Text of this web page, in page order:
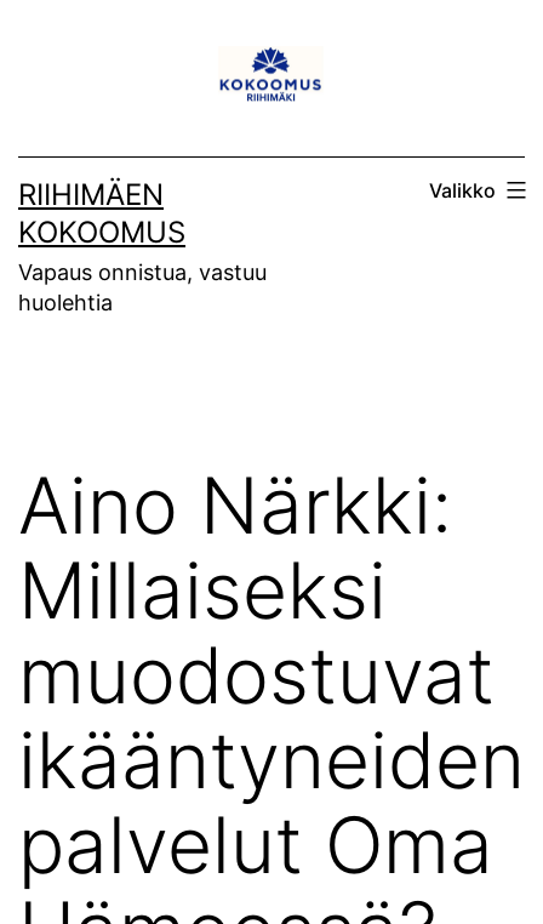
RIIHIMÄEN
KOKOOMUS
Vapaus onnistua, vastuu
huolehtia
Valikko
Aino Närkki:
Millaiseksi
muodostuvat
ikääntyneiden
palvelut Oma